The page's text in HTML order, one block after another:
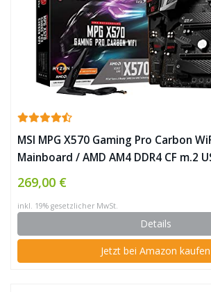
MSI MPG X570 Gaming Pro Carbon
Mainboard / AMD AM4 DDR4 CF m.2
HDMI ✪
269,00 €
inkl. 19% gesetzlicher MwSt.
Details
Jetzt bei Amazon kaufen